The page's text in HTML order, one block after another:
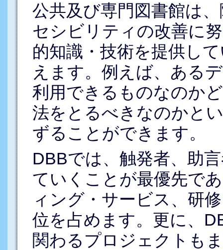
公共及び専門図書館は
セシビリティの改善に
的知識・技術を提供し
えます。例えば、ある
利用できるものなのか
法をとるべきなのかと
ずることができます。
DBBでは、触発者、助
ていくことが最優先で
ィング・サービス、研
位を占めます。更に、
関わるプロジェクトも